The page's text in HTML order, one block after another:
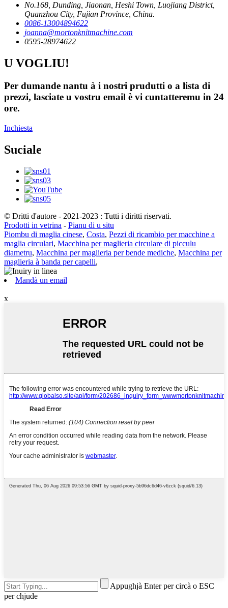
No.168, Dunding, Jiaonan, Heshi Town, Luojiang District,
Quanzhou City, Fujian Province, China.
0086-13004894622
joanna@mortonknitmachine.com
0595-28974622
U VOGLIU!
Per dumande nantu à i nostri prudutti o a lista di
prezzi, lasciate u vostru email è vi cuntatteremu in 24
ore.
Inchiesta
Suciale
© Dritti d'autore - 2021-2023 : Tutti i diritti riservati.
Prodotti in vetrina - Pianu di u situ
Piombu di maglia cinese, Costa, Pezzi di ricambio per macchine a
maglia circulari, Macchina per maglieria circulare di picculu
diametru, Macchina per maglieria per bende mediche, Macchina per
maglieria à banda per capelli,
Mandà un email
x
Appughjà Enter per circà o ESC
per chjude